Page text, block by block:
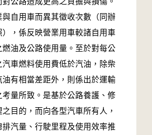
與自用車而異其徵收次數（同辦
），係反映營業用車較諸自用車
燃油及公路使用量。至於對每公
汽車燃料使用費低於汽油，除柴
油有相當差距外，則係出於運輸
考量所致。是基於公路養護、修
目的，而向各型汽車所有人，
排汽量、行駛里程及使用效率推